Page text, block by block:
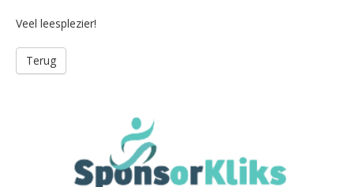
Veel leesplezier!
Terug